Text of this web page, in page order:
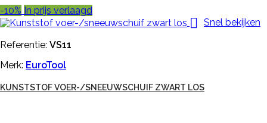
-10% In prijs verlaagd
 Snel bekijken
Referentie: VS11
Merk: EuroTool
KUNSTSTOF VOER-/SNEEUWSCHUIF ZWART LOS